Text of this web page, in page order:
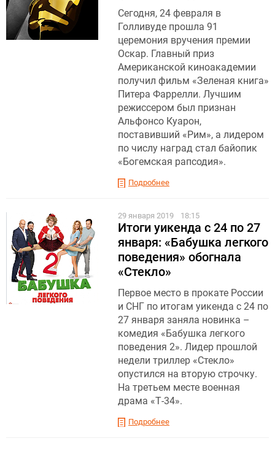
Сегодня, 24 февраля в
Голливуде прошла 91
церемония вручения премии
Оскар. Главный приз
Американской киноакадемии
получил фильм «Зеленая книга»
Питера Фаррелли. Лучшим
режиссером был признан
Альфонсо Куарон,
поставивший «Рим», а лидером
по числу наград стал байопик
«Богемская рапсодия».
Подробнее
29 января 2019 18:15
Итоги уикенда с 24 по 27
января: «Бабушка легкого
поведения» обогнала
«Стекло»
Первое место в прокате России
и СНГ по итогам уикенда с 24 по
27 января заняла новинка –
комедия «Бабушка легкого
поведения 2». Лидер прошлой
недели триллер «Стекло»
опустился на вторую строчку.
На третьем месте военная
драма «Т-34».
Подробнее